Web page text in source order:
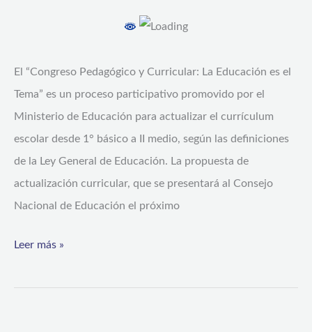
El “Congreso Pedagógico y Curricular: La Educación es el
Tema” es un proceso participativo promovido por el
Ministerio de Educación para actualizar el currículum
escolar desde 1° básico a II medio, según las definiciones
de la Ley General de Educación. La propuesta de
actualización curricular, que se presentará al Consejo
Nacional de Educación el próximo
inicio
a
proceso
participativo
del
Congreso
Pedagógico
Leer más »